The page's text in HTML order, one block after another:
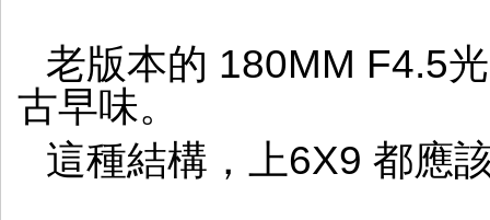
老版本的 180MM F4.5
古早味。
這種結構，上6X9 都應